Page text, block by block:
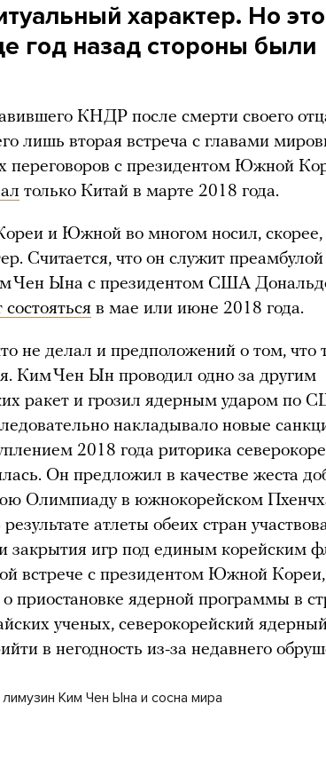
характер. Но
год назад стороны были
КНДР после смерти своего
лишь вторая встреча с главами
переговоров с президентом Южной
только Китай в марте 2018 года.
и Южной во многом носил, скорее,
Считается, что он служит преамбулой
Чен Ына с президентом США
в мае или июне 2018 года.
не делал и предположений о том, что
Ким Чен Ын проводил одно за другим
ракет и грозил ядерным ударом по
накладывало новые
2018 года риторика
Он предложил в качестве жеста
Олимпиаду в южнокорейском
атлеты обеих стран
закрытия игр под единым корейским
встрече с президентом Южной
приостановке ядерной программы в
ученых, северокорейский
в негодность из-за недавнего
Ким Чен Ына и сосна мира